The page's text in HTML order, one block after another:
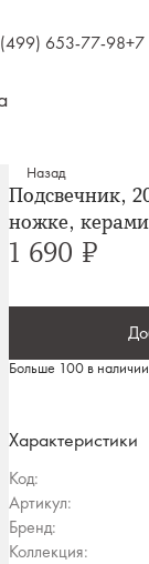
653-77-98+7
Назад
Подсвечник,
ножке,
1 690 ₽
Больше 100 в наличии
Характеристики
Код:
Артикул:
Бренд:
Коллекция: